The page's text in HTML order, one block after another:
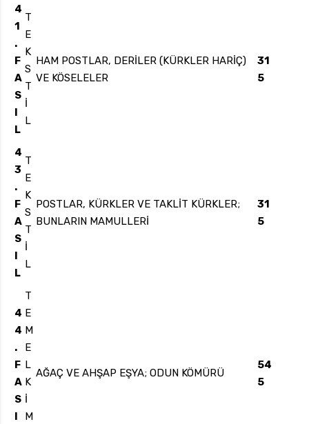
4
1
.
F
A
S
L
T
E
K
S
T
İ
L
HAM POSTLAR, DERİLER (KÜRKLER HARİÇ)
VE KÖSELELER
31
5
4
3
.
F
A
S
L
T
E
K
S
T
İ
L
POSTLAR, KÜRKLER VE TAKLİT KÜRKLER;
BUNLARIN MAMULLERİ
31
5
4
4
.
F
A
S
T
E
M
E
L
K
İ
M
AĞAÇ VE AHŞAP EŞYA; ODUN KÖMÜRÜ
54
5